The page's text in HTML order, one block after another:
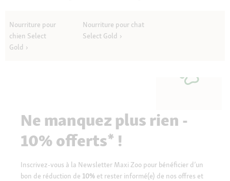
Nourriture pour
chien Select
Gold
Nourriture pour chat
Select Gold
Ne manquez plus rien -
10% offerts* !
Inscrivez-vous à la Newsletter Maxi Zoo pour bénéficier d’un
bon de réduction de 10% et rester informé(e) de nos offres et